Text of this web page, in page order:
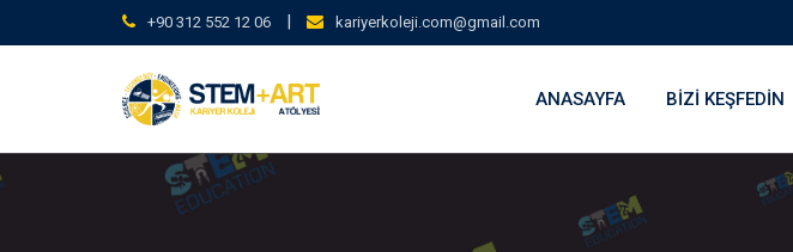
to
+90 312 552 12 06 | kariyerkoleji.com@gmail.com
ANASAYFA BIZI KEŞFEDIN